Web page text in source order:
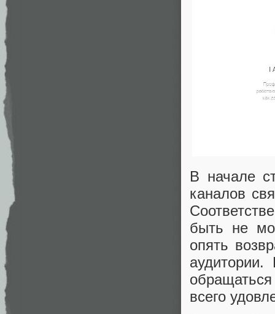
В начале
каналов
быть не
опять
всего